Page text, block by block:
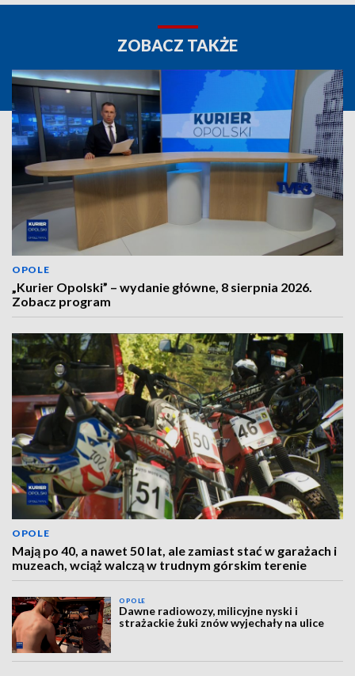
ZOBACZ TAKŻE
OPOLE
„Kurier Opolski” – wydanie główne, 8 sierpnia 2026.
Zobacz program
OPOLE
Mają po 40, a nawet 50 lat, ale zamiast stać w garażach i
muzeach, wciąż walczą w trudnym górskim terenie
OPOLE
Dawne radiowozy, milicyjne nyski i
strażackie żuki znów wyjechały na ulice